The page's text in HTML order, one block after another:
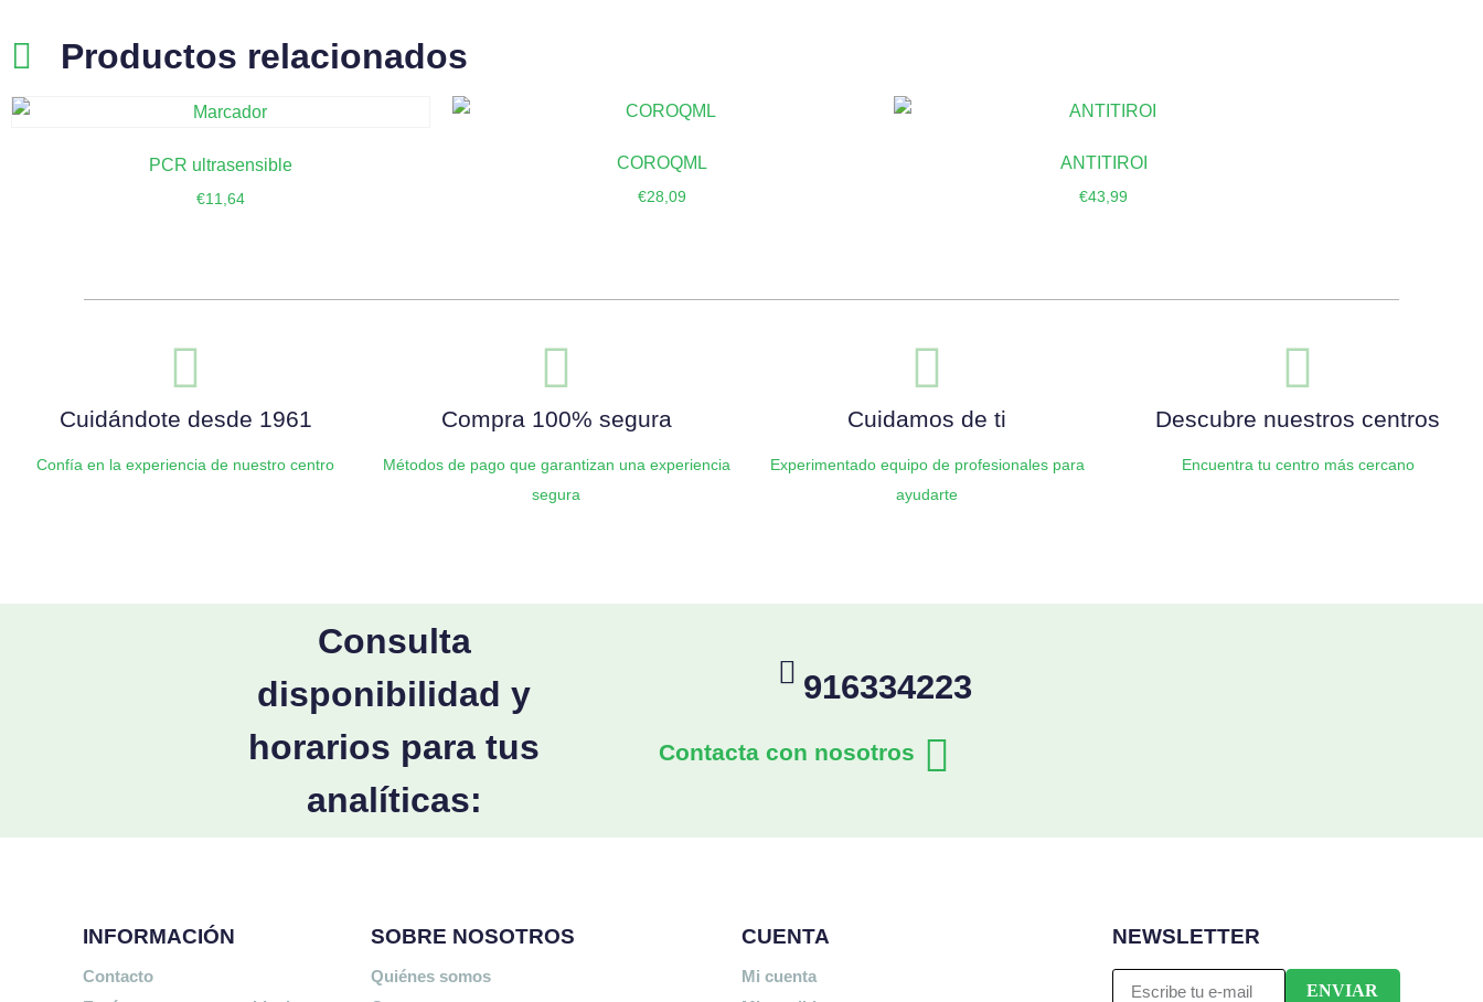
Productos relacionados
PCR ultrasensible
€11,64
COROQML
€28,09
ANTITIROI
€43,99
Cuidándote desde 1961
Confía en la experiencia de nuestro centro
Compra 100% segura
Métodos de pago que garantizan una experiencia
segura
Cuidamos de ti
Experimentado equipo de profesionales para
ayudarte
Descubre nuestros centros
Encuentra tu centro más cercano
Consulta
disponibilidad y
horarios para tus
analíticas:
916334223
Contacta con nosotros
INFORMACIÓN
Contacto
SOBRE NOSOTROS
Quiénes somos
CUENTA
Mi cuenta
NEWSLETTER